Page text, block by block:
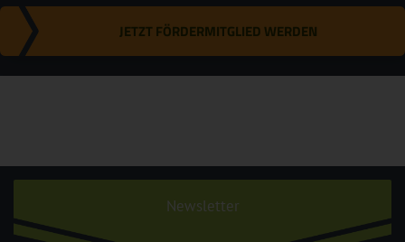
JETZT FÖRDERMITGLIED WERDEN
Newsletter